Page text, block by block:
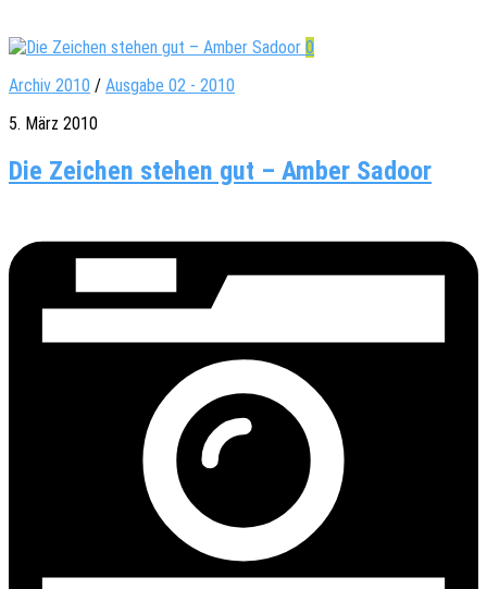
0
Archiv 2010 / Ausgabe 02 - 2010
5. März 2010
Die Zeichen stehen gut – Amber Sadoor